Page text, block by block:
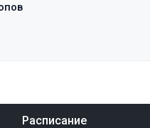
Расписание